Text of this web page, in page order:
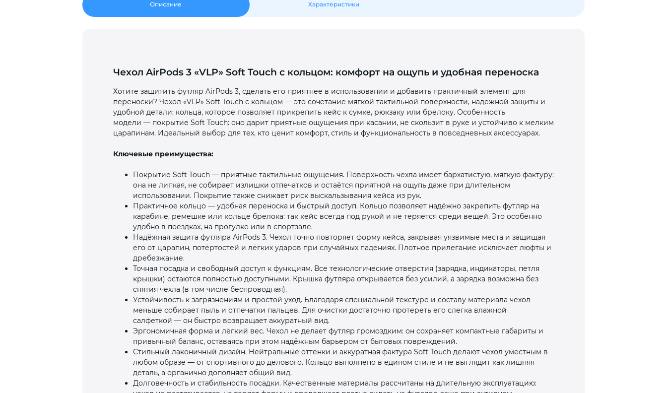
Описание Характеристики
Чехол AirPods 3 «VLP» Soft Touch с кольцом: комфорт на ощупь и удобная переноска
Хотите защитить футляр AirPods 3, сделать его приятнее в использовании и добавить практичный элемент для
переноски? Чехол «VLP» Soft Touch с кольцом — это сочетание мягкой тактильной поверхности, надёжной защиты и
удобной детали: кольца, которое позволяет прикрепить кейс к сумке, рюкзаку или брелоку. Особенность
модели — покрытие Soft Touch: оно дарит приятные ощущения при касании, не скользит в руке и устойчиво к мелким
царапинам. Идеальный выбор для тех, кто ценит комфорт, стиль и функциональность в повседневных аксессуарах.
Ключевые преимущества:
Покрытие Soft Touch — приятные тактильные ощущения. Поверхность чехла имеет бархатистую, мягкую фактуру:
она не липкая, не собирает излишки отпечатков и остаётся приятной на ощупь даже при длительном
использовании. Покрытие также снижает риск выскальзывания кейса из рук.
Практичное кольцо — удобная переноска и быстрый доступ. Кольцо позволяет надёжно закрепить футляр на
карабине, ремешке или кольце брелока: так кейс всегда под рукой и не теряется среди вещей. Это особенно
удобно в поездках, на прогулке или в спортзале.
Надёжная защита футляра AirPods 3. Чехол точно повторяет форму кейса, закрывая уязвимые места и защищая
его от царапин, потёртостей и лёгких ударов при случайных падениях. Плотное прилегание исключает люфты и
дребезжание.
Точная посадка и свободный доступ к функциям. Все технологические отверстия (зарядка, индикаторы, петля
крышки) остаются полностью доступными. Крышка футляра открывается без усилий, а зарядка возможна без
снятия чехла (в том числе беспроводная).
Устойчивость к загрязнениям и простой уход. Благодаря специальной текстуре и составу материала чехол
меньше собирает пыль и отпечатки пальцев. Для очистки достаточно протереть его слегка влажной
салфеткой — он быстро возвращает аккуратный вид.
Эргономичная форма и лёгкий вес. Чехол не делает футляр громоздким: он сохраняет компактные габариты и
привычный баланс, оставаясь при этом надёжным барьером от бытовых повреждений.
Стильный лаконичный дизайн. Нейтральные оттенки и аккуратная фактура Soft Touch делают чехол уместным в
любом образе — от спортивного до делового. Кольцо выполнено в едином стиле и не выглядит как лишняя
деталь, а органично дополняет общий вид.
Долговечность и стабильность посадки. Качественные материалы рассчитаны на длительную эксплуатацию:
раз в 2
недели
раз в 2 недели
Остались вопросы?
8 800 302-02-51